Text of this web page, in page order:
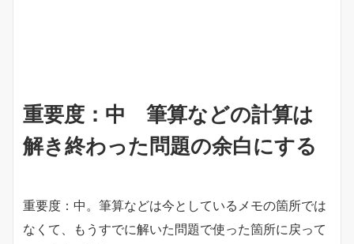
重要度：中 筆算などの計算は
解き終わった問題の余白にする
重要度：中。筆算などは今としているメモの箇所では
なくて、もうすでに解いた問題で使った箇所に戻って